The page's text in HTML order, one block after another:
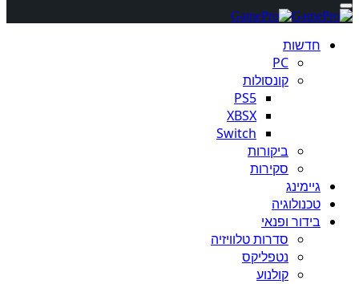
חדשות
PC
קונסולות
PS5
XBSX
Switch
ביקורות
סקירות
גיימינג
טכנולוגיה
בידור ופנאי
סדרות טלוויזיה
נטפליקס
קולנוע